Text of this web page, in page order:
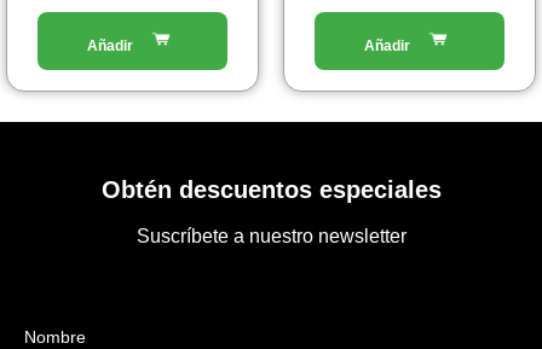
Obtén descuentos especiales
Suscríbete a nuestro newsletter
Nombre